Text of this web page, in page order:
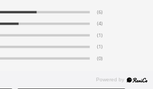
(6)
(4)
(1)
(1)
(0)